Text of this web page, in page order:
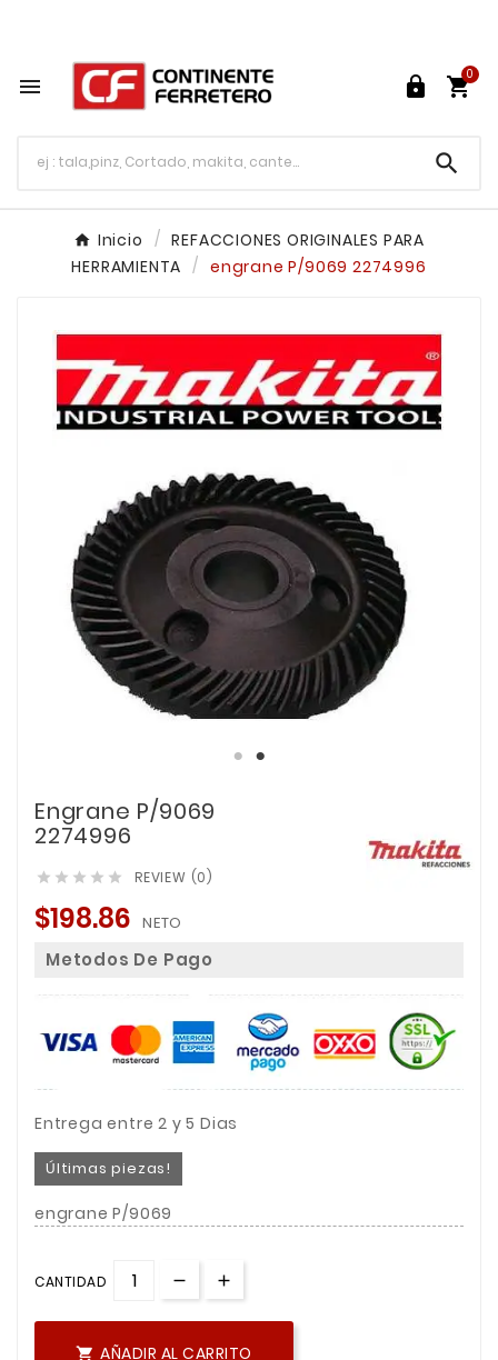
  
0

Inicio
REFACCIONES ORIGINALES PARA
HERRAMIENTA
engrane P/9069 2274996
Engrane P/9069
2274996
     REVIEW (0)
$198.86 NETO
Metodos De Pago
Entrega entre 2 y 5 Dias
Últimas piezas!
engrane P/9069
CANTIDAD
 AÑADIR AL CARRITO